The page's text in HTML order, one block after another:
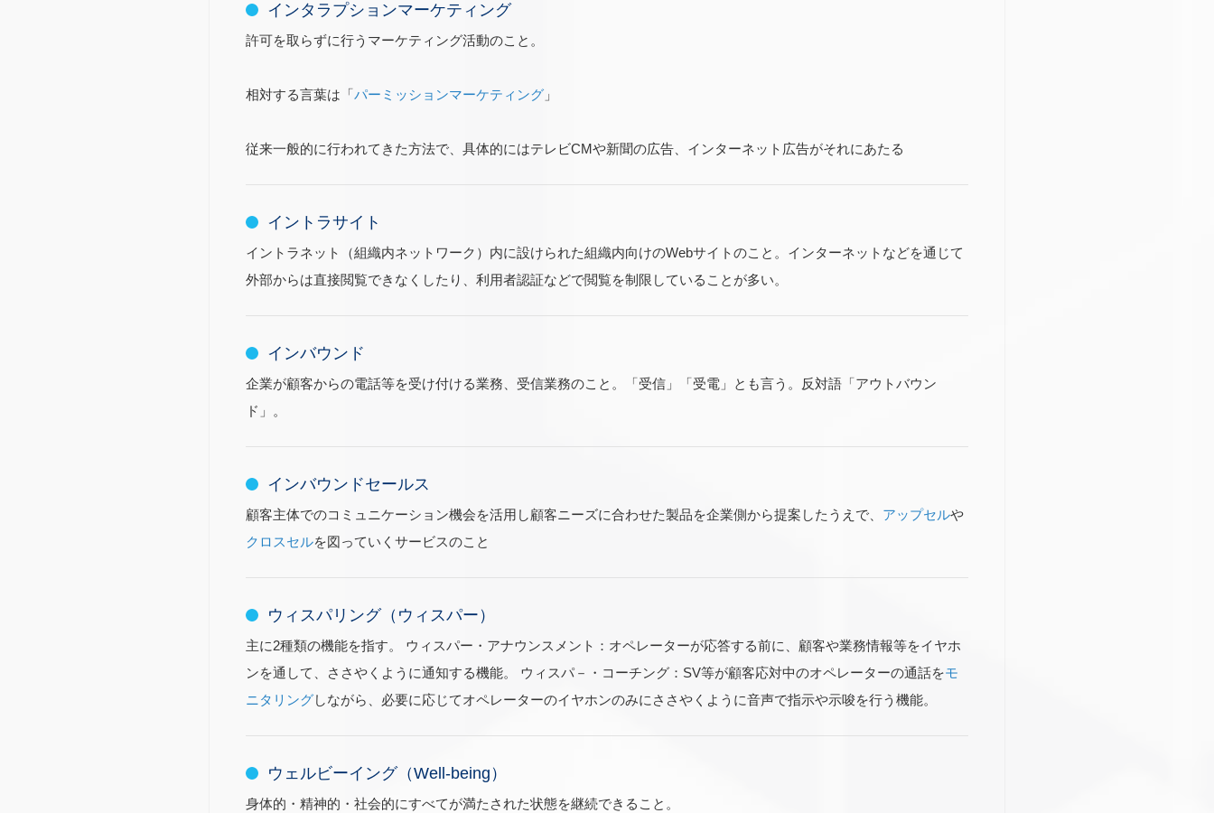
インタラプションマーケティング
許可を取らずに行うマーケティング活動のこと。
相対する言葉は「パーミッションマーケティング 」
従来一般的に行われてきた方法で、具体的にはテレビCMや新聞の広告、インターネット広告がそれにあたる
イントラサイト
イントラネット（組織内ネットワーク）内に設けられた組織内向けのWebサイトのこと。インターネットなどを通じて
外部からは直接閲覧できなくしたり、利用者認証などで閲覧を制限していることが多い。
インバウンド
企業が顧客からの電話等を受け付ける業務、受信業務のこと。「受信」「受電」とも言う。反対語「アウトバウン
ド」。
インバウンドセールス
顧客主体でのコミュニケーション機会を活用し顧客ニーズに合わせた製品を企業側から提案したうえで、 アップセルや
クロスセルを図っていくサービスのこと
ウィスパリング（ウィスパー）
主に2種類の機能を指す。 ウィスパー・アナウンスメント：オペレーターが応答する前に、顧客や業務情報等をイヤホ
ンを通して、ささやくように通知する機能。 ウィスパ－・コーチング：SV等が顧客応対中のオペレーターの通話をモ
ニタリングしながら、必要に応じてオペレーターのイヤホンのみにささやくように音声で指示や示唆を行う機能。
ウェルビーイング（Well-being）
身体的・精神的・社会的にすべてが満たされた状態を継続できること。